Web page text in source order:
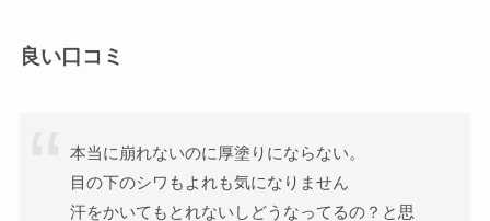
良い口コミ
本当に崩れないのに厚塗りにならない。
目の下のシワもよれも気になりません
汗をかいてもとれないしどうなってるの？と思